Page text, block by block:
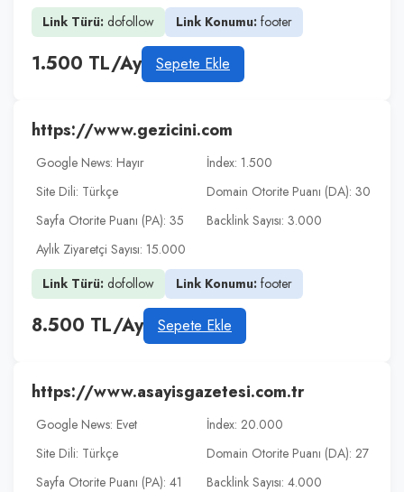
Link Türü: dofollow Link Konumu: footer
1.500 TL/Ay Sepete Ekle
https://www.gezicini.com
Google News: Hayır
İndex: 1.500
Site Dili: Türkçe
Domain Otorite Puanı (DA): 30
Sayfa Otorite Puanı (PA): 35
Backlink Sayısı: 3.000
Aylık Ziyaretçi Sayısı: 15.000
Link Türü: dofollow Link Konumu: footer
8.500 TL/Ay Sepete Ekle
https://www.asayisgazetesi.com.tr
Google News: Evet
İndex: 20.000
Site Dili: Türkçe
Domain Otorite Puanı (DA): 27
Sayfa Otorite Puanı (PA): 41
Backlink Sayısı: 4.000